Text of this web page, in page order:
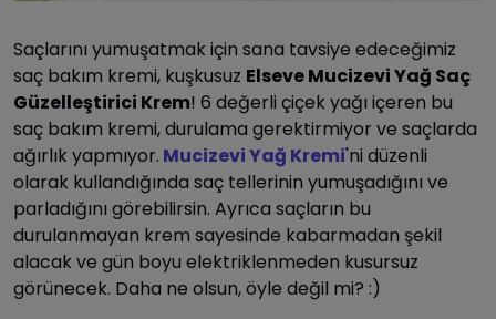
Saçlarını yumuşatmak için sana tavsiye edeceğimiz
saç bakım kremi, kuşkusuz Elseve Mucizevi Yağ Saç
Güzelleştirici Krem! 6 değerli çiçek yağı içeren bu
saç bakım kremi, durulama gerektirmiyor ve saçlarda
ağırlık yapmıyor. Mucizevi Yağ Kremi'ni düzenli
olarak kullandığında saç tellerinin yumuşadığını ve
parladığını görebilirsin. Ayrıca saçların bu
durulanmayan krem sayesinde kabarmadan şekil
alacak ve gün boyu elektriklenmeden kusursuz
görünecek. Daha ne olsun, öyle değil mi? :)